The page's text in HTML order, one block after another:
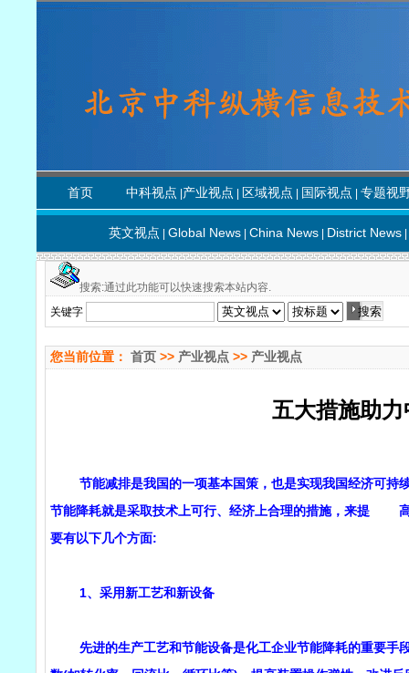
首页 中科视点 产业视点 区域视点 国际视点 专题视
英文视点 Global News China News District News
搜索:通过此功能可以快速搜索本站内容.
关键字
您当前位置： 首页 >> 产业视点 >> 产业视点
五大措施助
节能减排是我国的一项基本国策，也是实现我国经济可持
节能降耗就是采取技术上可行、经济上合理的措施，来提 高
要有以下几个方面:
1、采用新工艺和新设备
先进的生产工艺和节能设备是化工企业节能降耗的重要手